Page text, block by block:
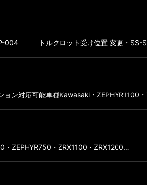
004 トルクロット受け位置 変更・SS-
ン対応可能車種Kawasaki・ZEPHYR1100
・ZEPHYR750・ZRX1100・ZRX1200…